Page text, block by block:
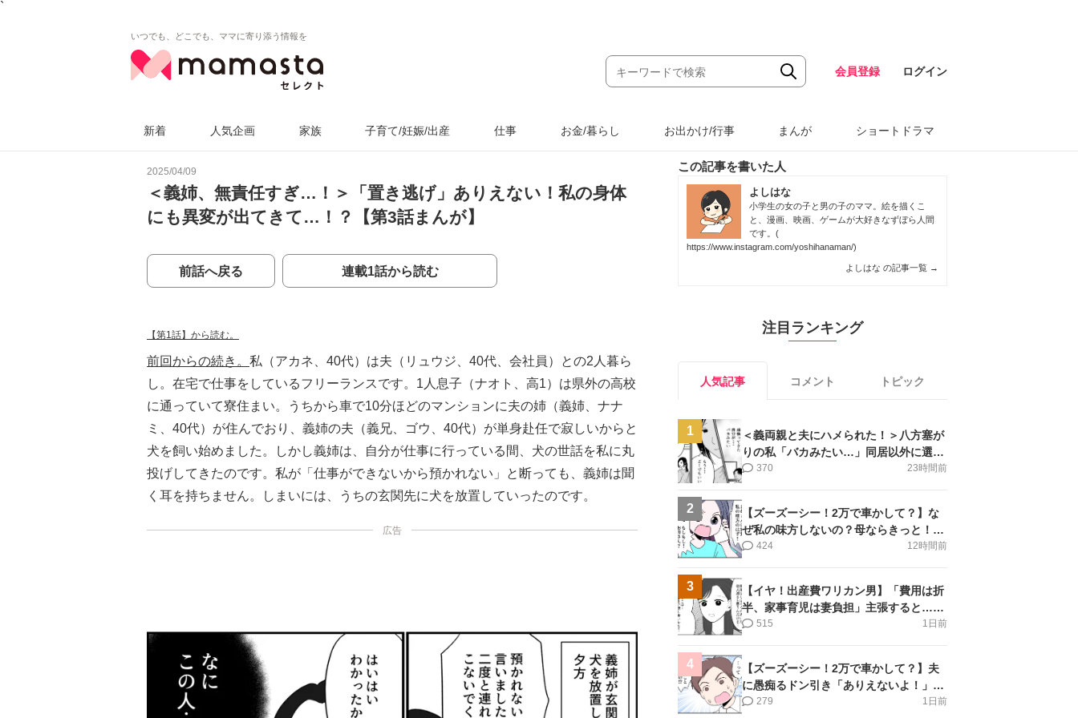
`
いつでも、どこでも、ママに寄り添う情報を
会員登録 ログイン
新着 人気企画 家族 子育て/妊娠/出産 仕事 お金/暮らし お出かけ/行事 まんが ショートドラマ
2025/04/09
＜義姉、無責任すぎ…！＞「置き逃げ」ありえない！私の身体
にも異変が出てきて…！？【第3話まんが】
前話へ戻る 連載1話から読む
【第1話】から読む。
前回からの続き。 私（アカネ、40代）は夫（リュウジ、40代、会社員）との2人暮ら
し。在宅で仕事をしているフリーランスです。1人息子（ナオト、高1）は県外の高校
に通っていて寮住まい。うちから車で10分ほどのマンションに夫の姉（義姉、ナナ
ミ、40代）が住んでおり、義姉の夫（義兄、ゴウ、40代）が単身赴任で寂しいからと
犬を飼い始めました。しかし義姉は、自分が仕事に行っている間、犬の世話を私に丸
投げしてきたのです。私が「仕事ができないから預かれない」と断っても、義姉は聞
く耳を持ちません。しまいには、うちの玄関先に犬を放置していったのです。
広告
この記事を書いた人
よしはな
小学生の女の子と男の子のママ。絵を描くこ
と、漫画、映画、ゲームが大好きなずぼら人間
です。(
https://www.instagram.com/yoshihanaman/)
よしはな の記事一覧 →
注目ランキング
人気記事 コメント トピック
1
＜義両親と夫にハメられた！＞八方塞が
りの私「バカみたい…」同居以外に選択
肢がない【第5話まんが】
23時間前
370
2
【ズーズーシー！2万で車かして？】な
ぜ私の味方しないの？母ならきっと！＜
第17話＞#4コマ母道場
12時間前
424
3
【イヤ！出産費ワリカン男】「費用は折
半、家事育児は妻負担」主張すると…＜
第11話＞#4コマ母道場
1日前
515
4
【ズーズーシー！2万で車かして？】夫
に愚痴るドン引き「ありえないよ！」＜
第16話＞#4コマ母道場
1日前
279